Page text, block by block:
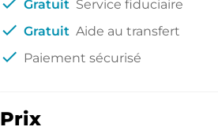
Gratuit Service fiduciaire
check Gratuit Aide au transfert
check Paiement sécurisé
Prix